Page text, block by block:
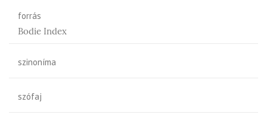
forrás
Bodie Index
szinoníma
szófaj